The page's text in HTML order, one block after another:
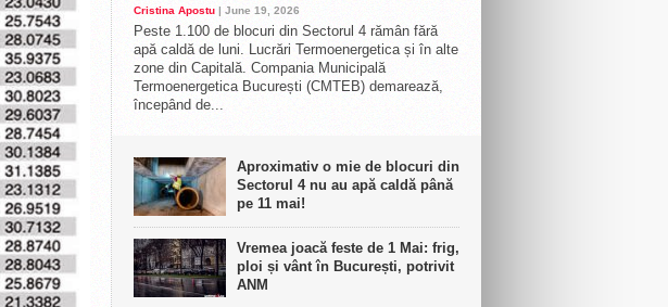
Cristina Apostu | June 19, 2026
Peste 1.100 de blocuri din Sectorul 4 rămân fără
apă caldă de luni. Lucrări Termoenergetica și în alte
zone din Capitală. Compania Municipală
Termoenergetica București (CMTEB) demarează,
începând de...
Aproximativ o mie de blocuri din
Sectorul 4 nu au apă caldă până
pe 11 mai!
Vremea joacă feste de 1 Mai: frig,
ploi și vânt în București, potrivit
ANM